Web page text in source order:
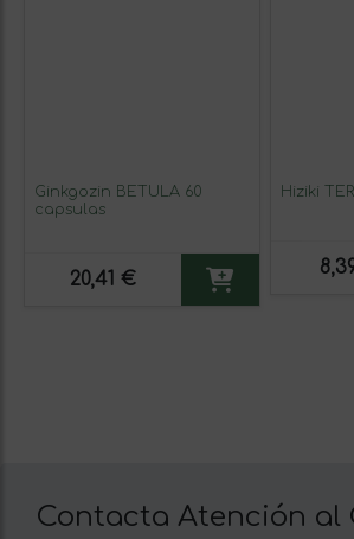
Ginkgozin BETULA 60
capsulas
20,41 €
Hiziki
Contacta Atención al